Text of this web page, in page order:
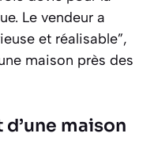
Le vendeur a
et réalisable”,
maison près des
d’une maison